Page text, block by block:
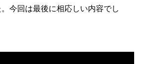
今回は最後に相応しい内容でし